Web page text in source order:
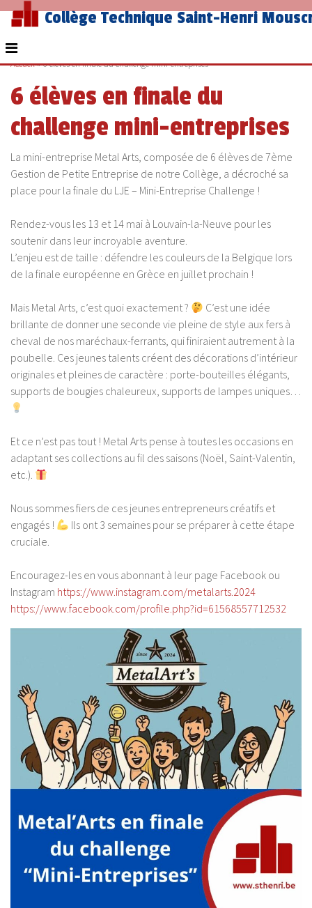
Collège Technique Saint-Henri
Accueil»6 élèves en finale du challenge mini-entreprises
6 élèves en finale du
challenge mini-entreprises
La mini-entreprise Metal Arts, composée de 6 élèves de 7ème
Gestion de Petite Entreprise de notre Collège, a décroché sa
place pour la finale du LJE – Mini-Entreprise Challenge !
Rendez-vous les 13 et 14 mai à Louvain-la-Neuve pour les
soutenir dans leur incroyable aventure.
L’enjeu est de taille : défendre les couleurs de la Belgique lors
de la finale européenne en Grèce en juillet prochain !
Mais Metal Arts, c’est quoi exactement ?
C’est une idée
brillante de donner une seconde vie pleine de style aux fers à
cheval de nos maréchaux-ferrants, qui finiraient autrement à la
poubelle. Ces jeunes talents créent des décorations d’intérieur
originales et pleines de caractère : porte-bouteilles élégants,
supports de bougies chaleureux, supports de lampes uniques…
Et ce n’est pas tout ! Metal Arts pense à toutes les occasions en
adaptant ses collections au fil des saisons (Noël, Saint-Valentin,
etc.).
Nous sommes fiers de ces jeunes entrepreneurs créatifs et
engagés !
Ils ont 3 semaines pour se préparer à cette étape
cruciale.
Encouragez-les en vous abonnant à leur page Facebook ou
Instagram https://www.instagram.com/metalarts.2024
https://www.facebook.com/profile.php?id=61568557712532